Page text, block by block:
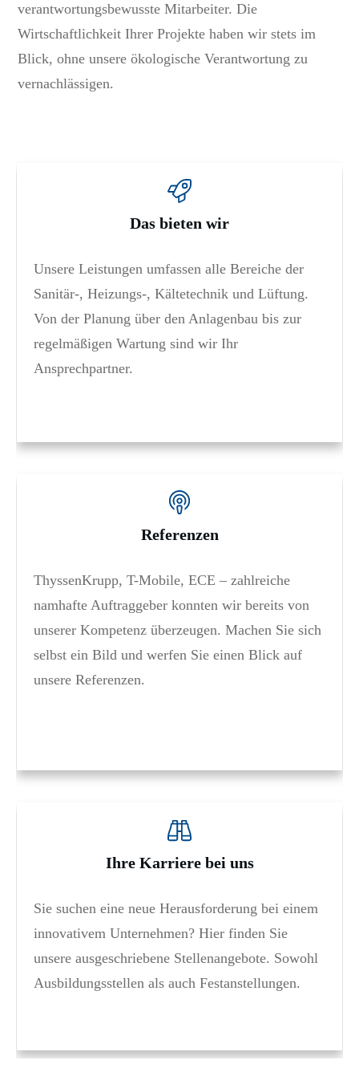
verantwortungsbewusste Mitarbeiter. Die
Wirtschaftlichkeit Ihrer Projekte haben wir stets im
Blick, ohne unsere ökologische Verantwortung zu
vernachlässigen.
Das bieten wir
Unsere Leistungen umfassen alle Bereiche der
Sanitär-, Heizungs-, Kältetechnik und Lüftung.
Von der Planung über den Anlagenbau bis zur
regelmäßigen Wartung sind wir Ihr
Ansprechpartner.
Referenzen
ThyssenKrupp, T-Mobile, ECE – zahlreiche
namhafte Auftraggeber konnten wir bereits von
unserer Kompetenz überzeugen. Machen Sie sich
selbst ein Bild und werfen Sie einen Blick auf
unsere Referenzen.
Ihre Karriere bei uns
Sie suchen eine neue Herausforderung bei einem
innovativem Unternehmen? Hier finden Sie
unsere ausgeschriebene Stellenangebote. Sowohl
Ausbildungsstellen als auch Festanstellungen.